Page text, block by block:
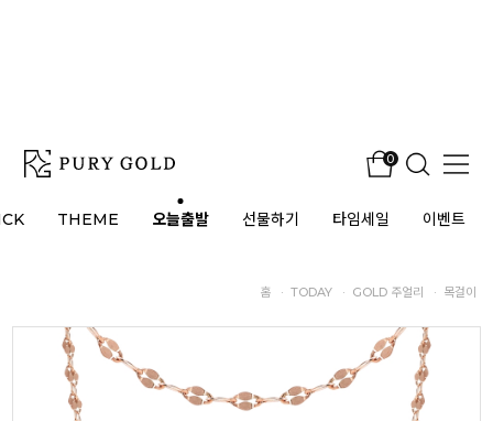
0
THEME 오늘출발 선물하기 타임세일 이벤트
홈 · TODAY · GOLD 주얼리 · 목걸이